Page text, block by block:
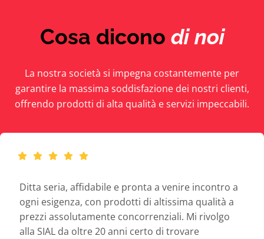
Cosa dicono di noi
La nostra società si impegna costantemente per
garantire la massima soddisfazione dei nostri clienti,
offrendo prodotti di alta qualità e servizi impeccabili.
Ditta seria, affidabile e pronta a venire incontro a
ogni esigenza, con prodotti di altissima qualità a
prezzi assolutamente concorrenziali. Mi rivolgo
alla SIAL da oltre 20 anni certo di trovare